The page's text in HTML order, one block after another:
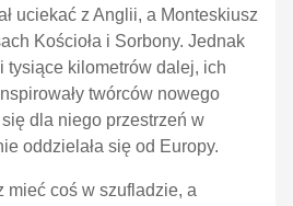
uciekać z Anglii, a Monteskiusz
Kościoła i Sorbony. Jednak
tysiące kilometrów dalej, ich
twórców nowego
się dla niego przestrzeń w
oddzielała się od Europy.
mieć coś w szufladzie, a